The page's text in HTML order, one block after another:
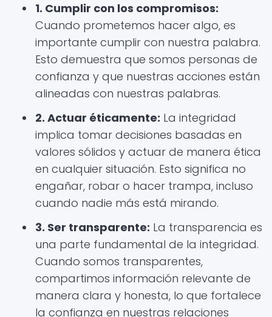
1. Cumplir con los compromisos:
Cuando prometemos hacer algo, es
importante cumplir con nuestra palabra.
Esto demuestra que somos personas de
confianza y que nuestras acciones están
alineadas con nuestras palabras.
2. Actuar éticamente: La integridad
implica tomar decisiones basadas en
valores sólidos y actuar de manera ética
en cualquier situación. Esto significa no
engañar, robar o hacer trampa, incluso
cuando nadie más está mirando.
3. Ser transparente: La transparencia es
una parte fundamental de la integridad.
Cuando somos transparentes,
compartimos información relevante de
manera clara y honesta, lo que fortalece
la confianza en nuestras relaciones